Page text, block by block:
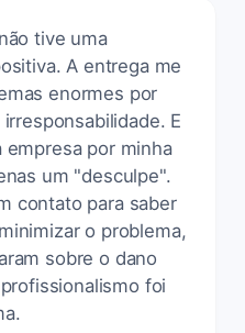
tive uma
A entrega me
enormes por
E
empresa por minha
um "desculpe".
contato para saber
o problema,
sobre o dano
foi